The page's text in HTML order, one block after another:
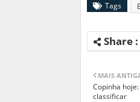
Tags
MAIS
Copinha
classificar